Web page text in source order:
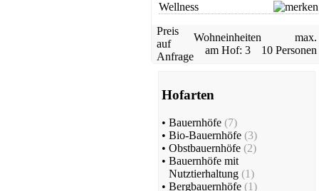
Wellness
Preis
auf
Anfrage
Wohneinheiten
am Hof: 3
max.
10 Personen
Hofarten
• Bauernhöfe (7)
• Bio-Bauernhöfe (3)
• Obstbauernhöfe (2)
• Bauernhöfe mit
Nutztierhaltung (1)
• Bergbauernhöfe (1)